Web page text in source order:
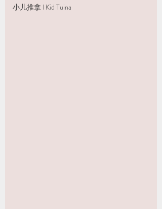
小儿推拿 l Kid Tuina